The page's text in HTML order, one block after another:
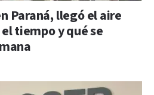
Paraná, llegó el aire
tiempo y qué se